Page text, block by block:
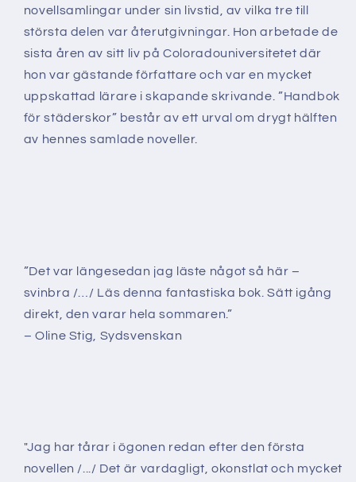
novellsamlingar under sin livstid, av vilka tre till
största delen var återutgivningar. Hon arbetade de
sista åren av sitt liv på Coloradouniversitetet där
hon var gästande författare och var en mycket
uppskattad lärare i skapande skrivande. ”Handbok
för städerskor” består av ett urval om drygt hälften
av hennes samlade noveller.
”Det var längesedan jag läste något så här –
svinbra /…/ Läs denna fantastiska bok. Sätt igång
direkt, den varar hela sommaren.”
– Oline Stig, Sydsvenskan
"Jag har tårar i ögonen redan efter den första
novellen /.../ Det är vardagligt, okonstlat och mycket